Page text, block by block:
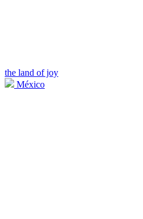
the land of joy
México